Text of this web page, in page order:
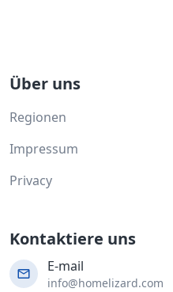
Über uns
Regionen
Impressum
Privacy
Kontaktiere uns
E-mail
info@homelizard.com